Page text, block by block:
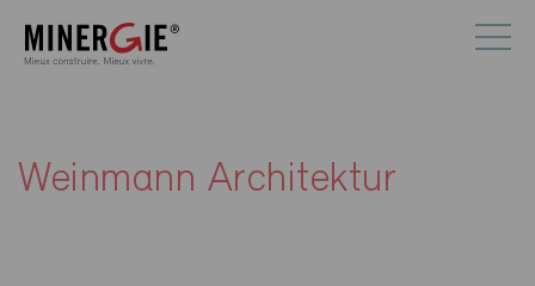
Weinmann Architektur